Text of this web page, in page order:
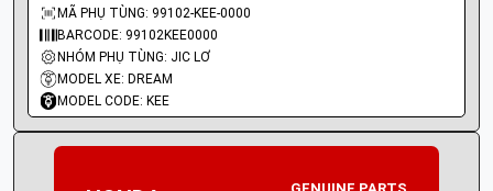
MÃ PHỤ TÙNG: 99102-KEE-0000
BARCODE: 99102KEE0000
NHÓM PHỤ TÙNG: JIC LƠ
MODEL XE: DREAM
MODEL CODE: KEE